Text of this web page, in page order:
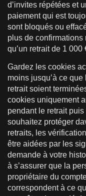
d’invites répétées et
paiement qui est
sont bloqués ou
plus de
qu’un retrait de 1 000
Gardez les cookies
moins jusqu’à ce
retrait soient
cookies uniquement
pendant le retrait
souhaitez protéger
retraits, les
être aidées par les
demande à votre
à s’assurer que la
propriétaire du
correspondent à ce